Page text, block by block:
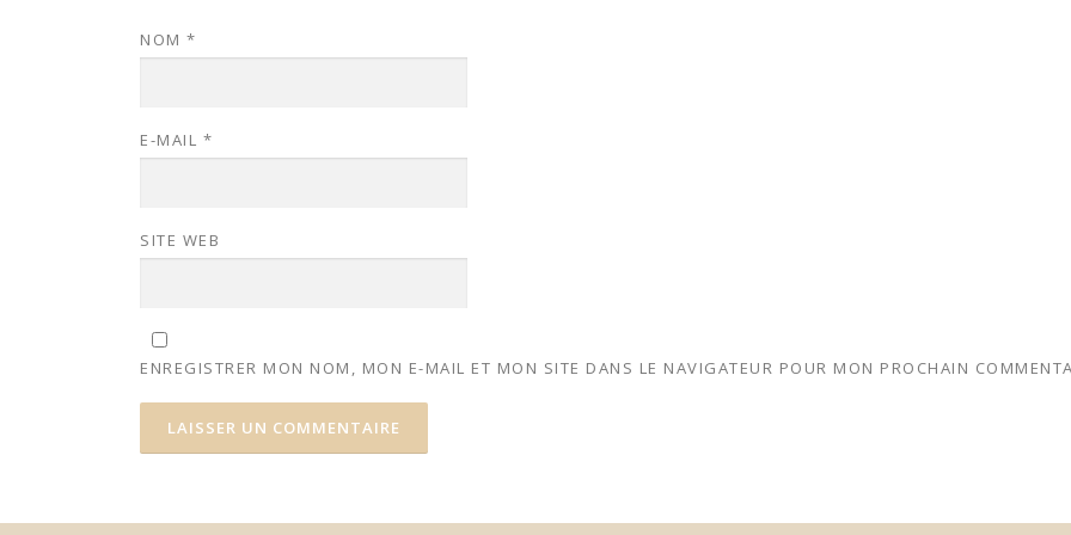
NOM *
E-MAIL *
SITE WEB
ENREGISTRER MON NOM, MON E-MAIL ET MON SITE DANS LE NAVIGATEUR POUR MON PROCHAIN